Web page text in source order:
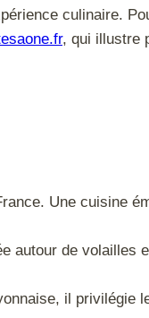
culinaire.
, qui illustre
Une cuisine
autour de volailles
il privilégie